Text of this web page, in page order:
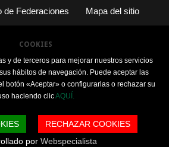
de Federaciones Mapa del sitio
COOKIES
y de terceros para mejorar nuestros servicios
hábitos de navegación. Puede aceptar las
botón «Aceptar» o configurarlas o rechazar su
haciendo clicAQUÍ.
RECHAZAR COOKIES
por Webspecialista